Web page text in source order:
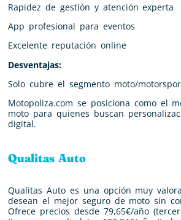
Rapidez de gestión y atención experta
App profesional para eventos
Excelente reputación online
Desventajas:
Solo cubre el segmento moto/
Motopoliza.com se posiciona como el
moto para quienes buscan
digital.
Qualitas Auto
Qualitas Auto es una opción muy
desean el mejor seguro de moto sin
Ofrece precios desde 79,65€/año